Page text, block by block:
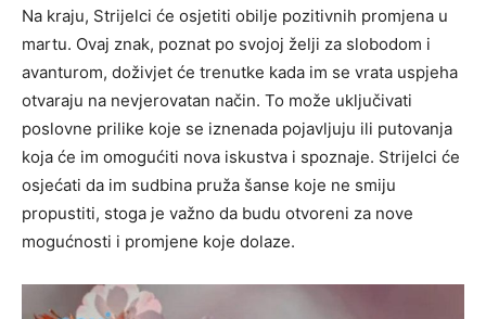
Na kraju, Strijelci će osjetiti obilje pozitivnih promjena u
martu. Ovaj znak, poznat po svojoj želji za slobodom i
avanturom, doživjet će trenutke kada im se vrata uspjeha
otvaraju na nevjerovatan način. To može uključivati
poslovne prilike koje se iznenada pojavljuju ili putovanja
koja će im omogućiti nova iskustva i spoznaje. Strijelci će
osjećati da im sudbina pruža šanse koje ne smiju
propustiti, stoga je važno da budu otvoreni za nove
mogućnosti i promjene koje dolaze.